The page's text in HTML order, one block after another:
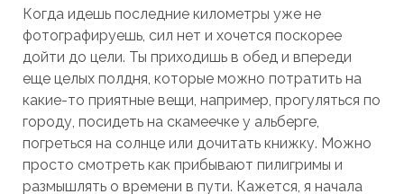
Когда идешь последние километры уже не
фотографируешь, сил нет и хочется поскорее
дойти до цели. Ты приходишь в обед и впереди
еще целых полдня, которые можно потратить на
какие-то приятные вещи, например, прогуляться по
городу, посидеть на скамеечке у альберге,
погреться на солнце или дочитать книжку. Можно
просто смотреть как прибывают пилигримы и
размышлять о времени в пути. Кажется, я начала